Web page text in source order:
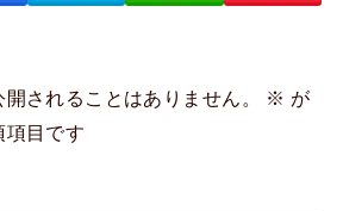
されることはありません。 ※ が
項目です